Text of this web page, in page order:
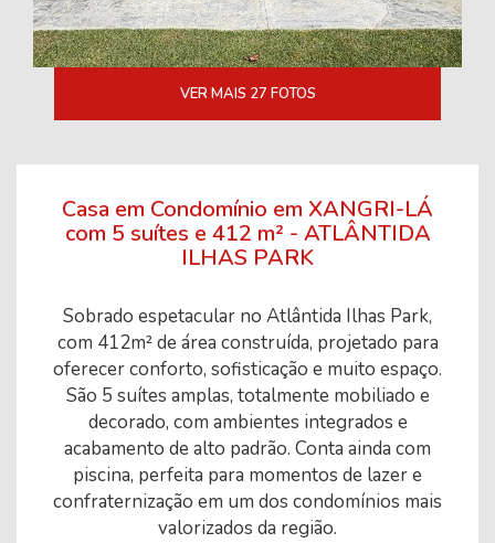
VER MAIS 27 FOTOS
Casa em Condomínio em XANGRI-LÁ
com 5 suítes e 412 m² - ATLÂNTIDA
ILHAS PARK
Sobrado espetacular no Atlântida Ilhas Park,
com 412m² de área construída, projetado para
oferecer conforto, sofisticação e muito espaço.
São 5 suítes amplas, totalmente mobiliado e
decorado, com ambientes integrados e
acabamento de alto padrão. Conta ainda com
piscina, perfeita para momentos de lazer e
confraternização em um dos condomínios mais
valorizados da região.